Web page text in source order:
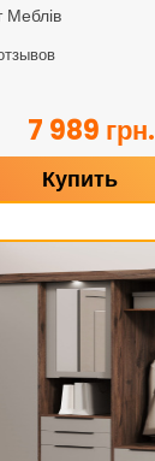
Меблів
7 989 грн.
Купить